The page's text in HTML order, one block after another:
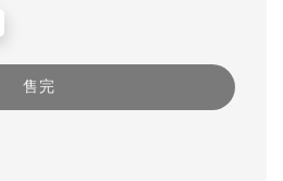
售完